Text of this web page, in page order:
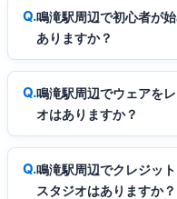
鳴滝駅周辺で初心者が
ありますか？
鳴滝駅周辺でウェアを
オはありますか？
鳴滝駅周辺でクレジッ
スタジオはありますか？